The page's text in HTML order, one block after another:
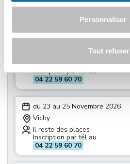
Personnaliser
Tout refuser
Inscription par tél au
du 16 au 18 Novembre 2026
Il reste des places
Inscription par tél au
04 22 59 60 70
du 23 au 25 Novembre 2026
Vichy
Il reste des places
Inscription par tél au
04 22 59 60 70